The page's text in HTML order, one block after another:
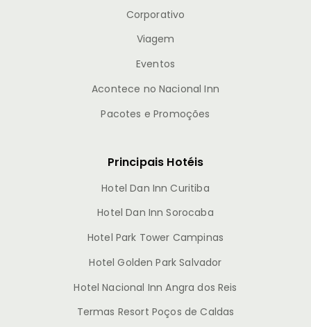
Corporativo
Viagem
Eventos
Acontece no Nacional Inn
Pacotes e Promoções
Principais Hotéis
Hotel Dan Inn Curitiba
Hotel Dan Inn Sorocaba
Hotel Park Tower Campinas
Hotel Golden Park Salvador
Hotel Nacional Inn Angra dos Reis
Termas Resort Poços de Caldas